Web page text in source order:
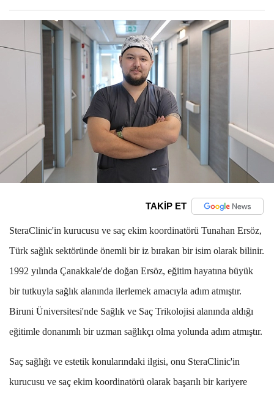
TAKİP ET
SteraClinic'in kurucusu ve saç ekim koordinatörü Tunahan Ersöz,
Türk sağlık sektöründe önemli bir iz bırakan bir isim olarak bilinir.
1992 yılında Çanakkale'de doğan Ersöz, eğitim hayatına büyük
bir tutkuyla sağlık alanında ilerlemek amacıyla adım atmıştır.
Biruni Üniversitesi'nde Sağlık ve Saç Trikolojisi alanında aldığı
eğitimle donanımlı bir uzman sağlıkçı olma yolunda adım atmıştır.
Saç sağlığı ve estetik konularındaki ilgisi, onu SteraClinic'in
kurucusu ve saç ekim koordinatörü olarak başarılı bir kariyere